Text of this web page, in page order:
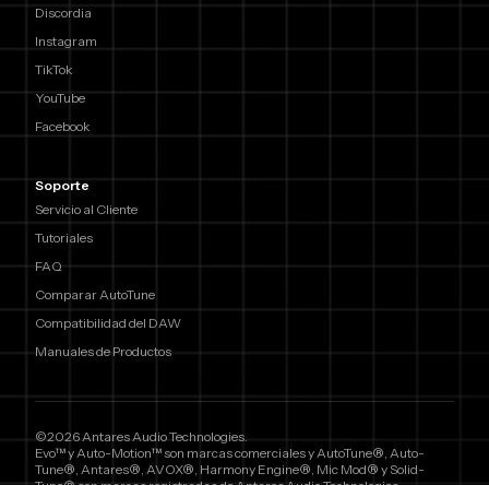
Discordia
Instagram
TikTok
YouTube
Facebook
Soporte
Servicio al Cliente
Tutoriales
FAQ
Comparar AutoTune
Compatibilidad del DAW
Manuales de Productos
©2026 Antares Audio Technologies.
Evo™ y Auto-Motion™ son marcas comerciales y AutoTune®, Auto-
Tune®, Antares®, AVOX®, Harmony Engine®, Mic Mod® y Solid-